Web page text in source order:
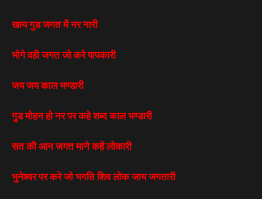
खाय गुड जगत में नर नारी
भोगे वही जगत जो करे पापकारी
जय जय काल भण्डारी
गुड मोहन हो नर पर कहे शब्द काल भण्डारी
सत की आन जगत माने कहें लोकारी
भुनेश्वर पर करे जो भगति शिव लोक जाय जगतारी